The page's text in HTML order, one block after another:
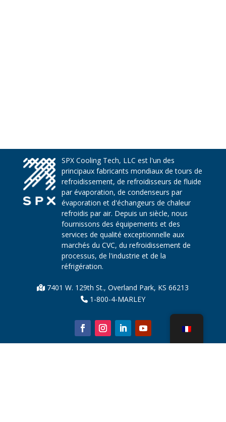
SPX Cooling Tech, LLC est l'un des
principaux fabricants mondiaux de tours de
refroidissement, de refroidisseurs de fluide
par évaporation, de condenseurs par
évaporation et d'échangeurs de chaleur
refroidis par air. Depuis un siècle, nous
fournissons des équipements et des
services de qualité exceptionnelle aux
marchés du CVC, du refroidissement de
processus, de l'industrie et de la
réfrigération.
7401 W. 129th St., Overland Park, KS 66213
1-800-4-MARLEY